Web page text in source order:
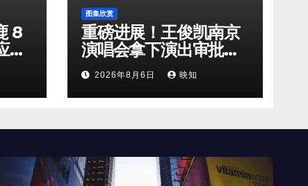
8
新
图集欣赏
重磅进展！王俊凯南京
演唱会拿下演出审批，
90 分钟全开麦舞台即将
奔赴南京
2026年8月6日 映知